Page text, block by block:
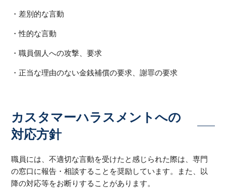
・差別的な言動
・性的な言動
・職員個人への攻撃、要求
・正当な理由のない金銭補償の要求、謝罪の要求
カスタマーハラスメントへの
対応方針
職員には、不適切な言動を受けたと感じられた際は、専門
の窓口に報告・相談することを奨励しています。また、以
降の対応等をお断りすることがあります。